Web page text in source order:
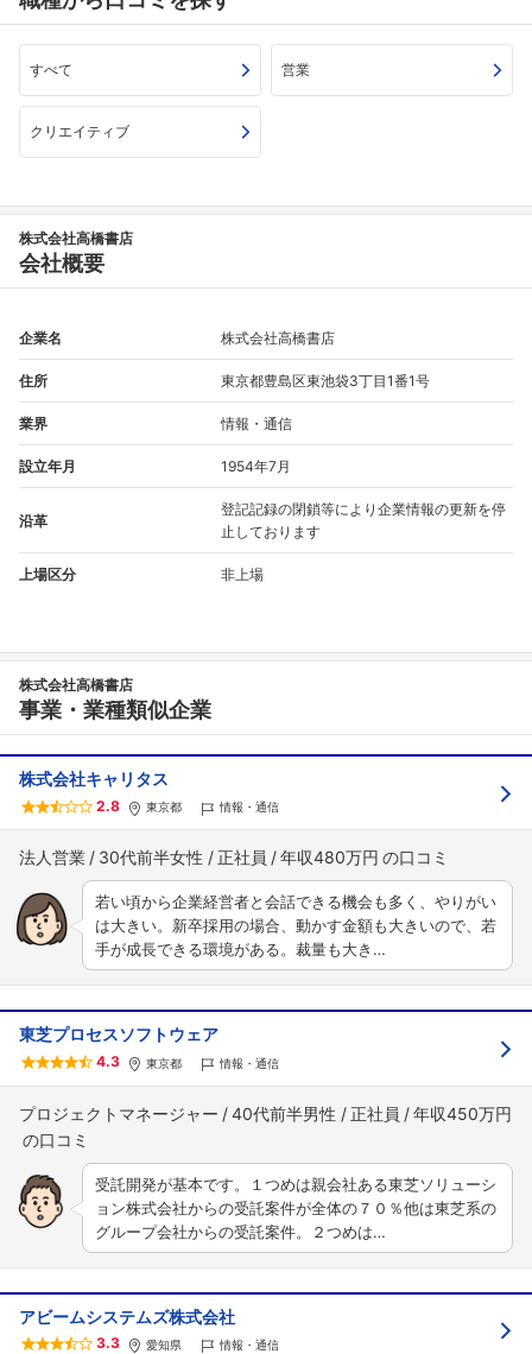
すべて 営業
クリエイティブ
株式会社高橋書店
会社概要
企業名 株式会社高橋書店
住所 東京都豊島区東池袋3丁目1番1号
業界 情報・通信
設立年月 1954年7月
沿革
登記記録の閉鎖等により企業情報の更新を停
止しております
上場区分 非上場
株式会社高橋書店
事業・業種類似企業
株式会社キャリタス
2.8 東京都 情報・通信
法人営業 30代前半女性 正社員 年収480万円
若い頃から企業経営者と会話できる機会も多く、やりがい
は大きい。新卒採用の場合、動かす金額も大きいので、若
手が成長できる環境がある。裁量も大き…
東芝プロセスソフトウェア
4.3 東京都 情報・通信
プロジェクトマネージャー 40代前半男性 正社員 年収450万円
受託開発が基本です。１つめは親会社ある東芝ソリューシ
ョン株式会社からの受託案件が全体の７０％他は東芝系の
グループ会社からの受託案件。２つめは…
アビームシステムズ株式会社
3.3 愛知県 情報・通信